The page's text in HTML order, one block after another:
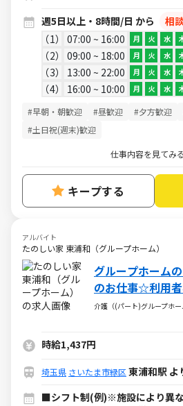
週5日以上・8時間/日 から
相
1
07:00 ~ 16:00 月 火 水
2 09:00 ~ 18:00 月 火 水
3 13:00 ~ 22:00 月 火 水
4 16:00 ~ 10:00 月 火 水
#早朝・朝歓迎 #昼歓迎 #夕方歓迎
#土日祝(週末)歓迎
仕事内容を見てみる
キープする
アルバイト
たのしい家 東浦和（グループホーム）
グループホーム
のお仕事☆利用
を提供
介護（(パート)グループホー
時給1,437円
埼玉県 さいたま市緑区 東浦和駅 よ
■シフト制(例)※施設により異